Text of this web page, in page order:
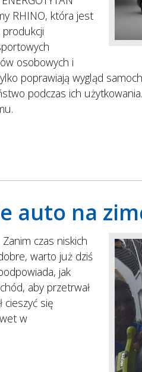
RHINO, która jest
osobowych i
poprawiają wygląd
podczas ich
auto na
czas niskich
warto już dziś
jak
aby przetrwał
cieszyć się
w